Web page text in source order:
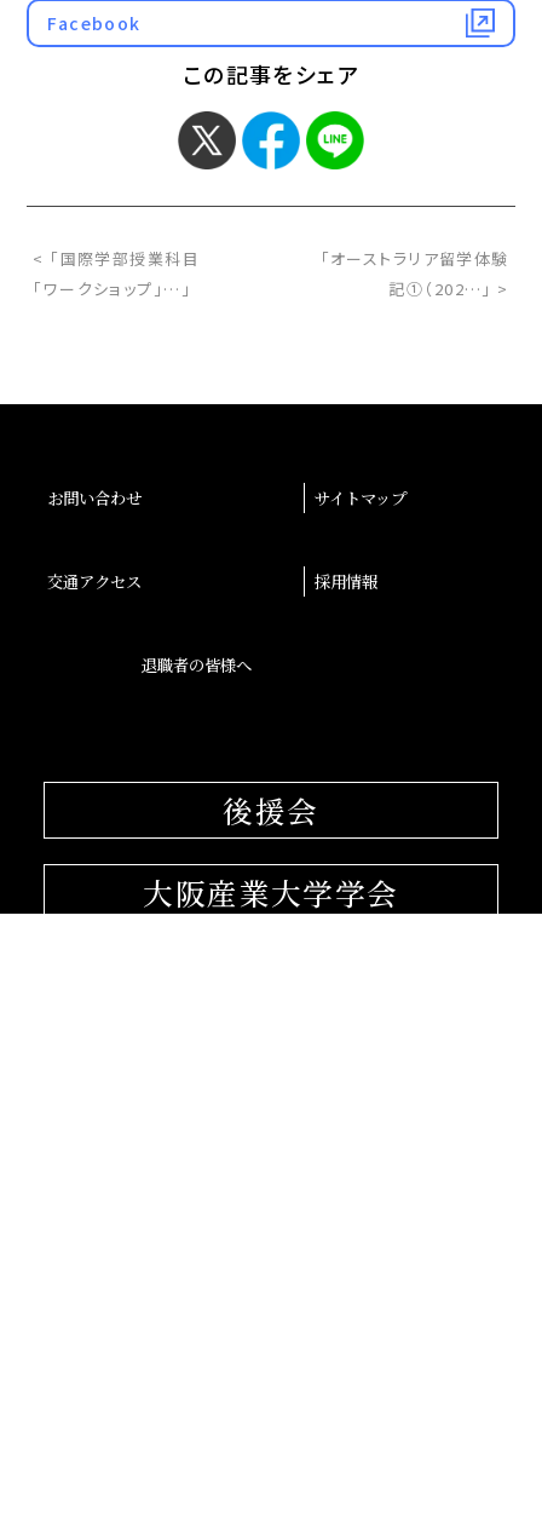
Facebook
この記事をシェア
< 「国際学部授業科目
「ワークショップ」…」
「オーストラリア留学体験
記①（202…」 >
お問い合わせ サイトマップ
交通アクセス 採用情報
退職者の皆様へ
後援会
大阪産業大学学会